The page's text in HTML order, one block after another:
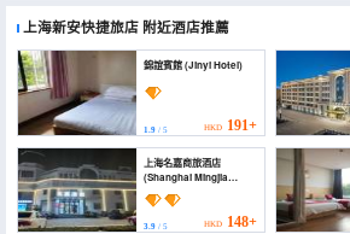
上海新安快捷旅店 附近酒店推薦
錦誼賓館 (Jinyi Hotel)
1.9 / 5 HKD 191+
上海名嘉商旅酒店
(Shanghai Mingjia
Business Travel Hotel)
3.9 / 5 HKD 148+